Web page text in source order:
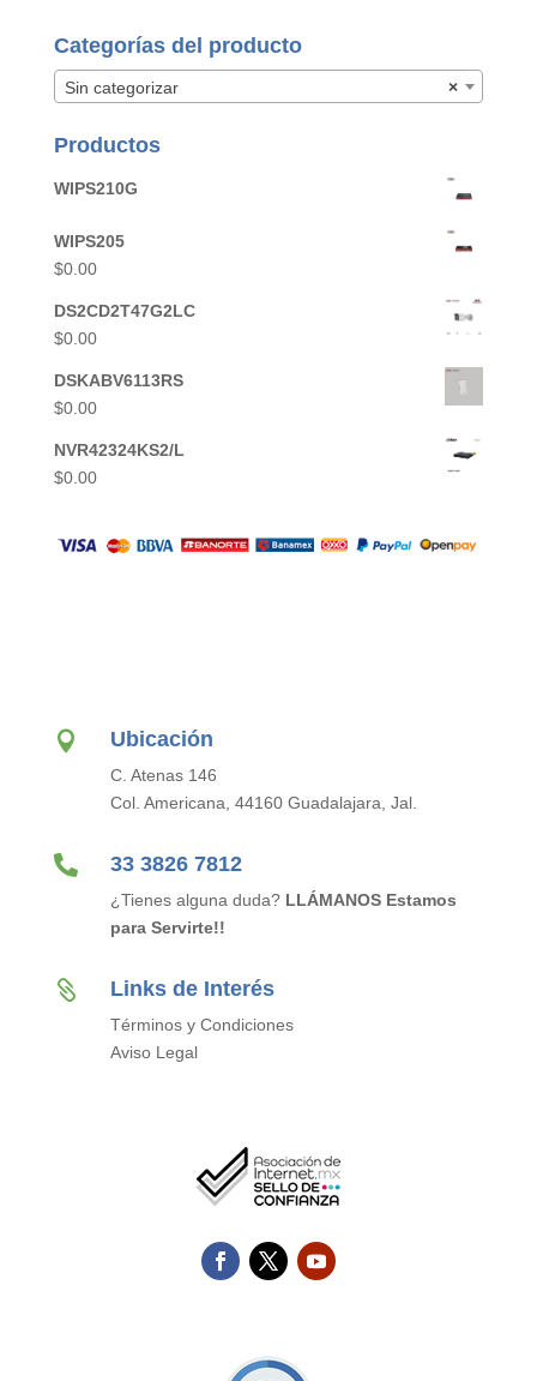
Categorías del producto
×
Sin categorizar
Productos
WIPS210G
WIPS205
$0.00
DS2CD2T47G2LC
$0.00
DSKABV6113RS
$0.00
NVR42324KS2/L
$0.00
 Ubicación
C. Atenas 146
Col. Americana, 44160 Guadalajara, Jal.
 33 3826 7812
¿Tienes alguna duda? LLÁMANOS Estamos
para Servirte!!
 Links de Interés
Términos y Condiciones
Aviso Legal